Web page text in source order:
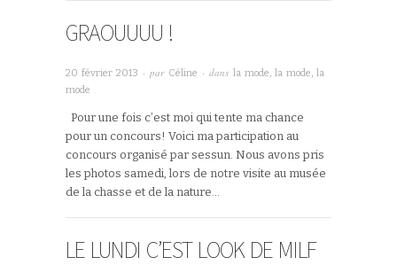
GRAOUUUU !
20 février 2013 · par Céline · dans la mode, la mode, la
mode
Pour une fois c’est moi qui tente ma chance
pour un concours! Voici ma participation au
concours organisé par sessun. Nous avons pris
les photos samedi, lors de notre visite au musée
de la chasse et de la nature…
LE LUNDI C’EST LOOK DE MILF